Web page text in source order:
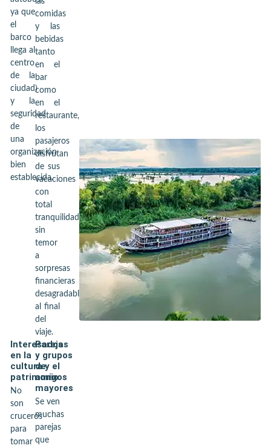
ya que
el
barco
llega al
centro
de la
ciudad)
y la
seguridad
de
una
organización
bien
establecida.
comidas
y las
bebidas
tanto
en el
bar
como
en el
restaurante,
los
pasajeros
disfrutan
de sus
vacaciones
con
total
tranquilidad,
sin
temor
a
sorpresas
financieras
desagradables
al final
del
viaje.
Interesados
en la
cultura y el
patrimonio
No
son
cruceros
para
tomar
Parejas
y grupos
de
amigos
mayores
Se ven
muchas
parejas
que